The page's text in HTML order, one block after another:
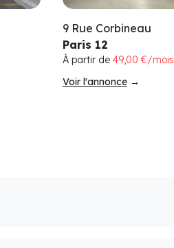
9 Rue Corbineau
Paris 12
À partir de 49,00 €/mois
Voir l'annonce→